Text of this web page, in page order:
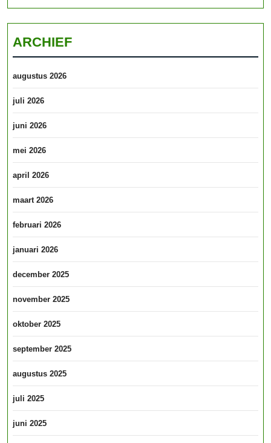
ARCHIEF
augustus 2026
juli 2026
juni 2026
mei 2026
april 2026
maart 2026
februari 2026
januari 2026
december 2025
november 2025
oktober 2025
september 2025
augustus 2025
juli 2025
juni 2025